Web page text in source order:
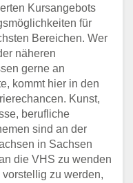
Kursangebots
für
Bereichen. Wer
näheren
gerne an
kommt hier in den
Kunst,
berufliche
sind an der
in Sachsen
die VHS zu wenden
zu werden,